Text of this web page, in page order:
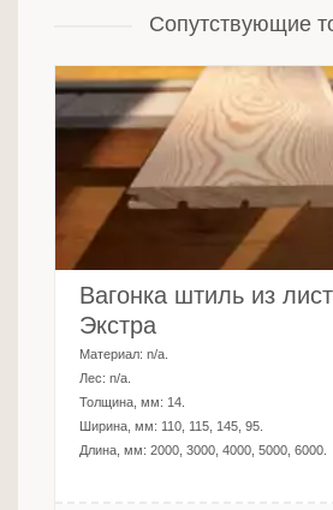
Сопутствующие
Вагонка штиль из
Экстра
Материал: n/a.
Лес: n/a.
Толщина, мм: 14.
Ширина, мм: 110, 115, 145, 95.
Длина, мм: 2000, 3000, 4000, 5000, 6000.